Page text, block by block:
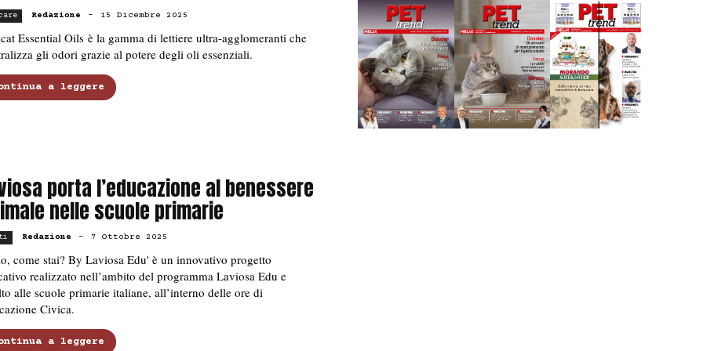
Redazione - 15 Dicembre 2025
Essential Oils è la gamma di lettiere ultra-agglomeranti che
gli odori grazie al potere degli oli essenziali.
a leggere
porta l’educazione al benessere
nelle scuole primarie
Redazione - 7 Ottobre 2025
come stai? By Laviosa Edu' è un innovativo progetto
realizzato nell’ambito del programma Laviosa Edu e
alle scuole primarie italiane, all’interno delle ore di
Civica.
a leggere